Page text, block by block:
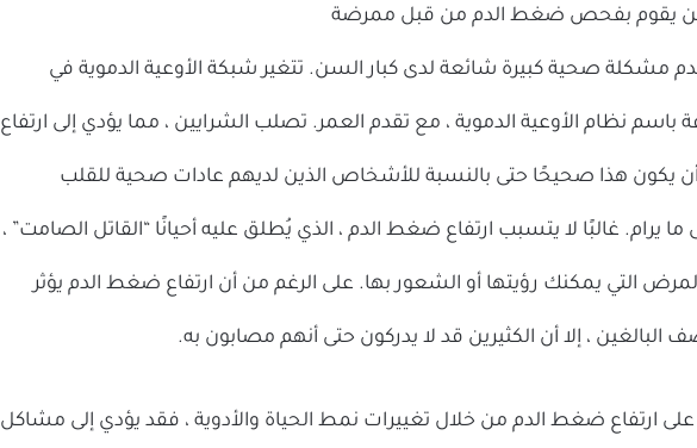
مشكلة صحية كبيرة شائعة لدى كبار السن. تتغير شبكة الأوعية الدموية في
نظام الأوعية الدموية ، مع تقدم العمر. تصلب الشرايين ، مما يؤدي إلى ارتفاع
يكون هذا صحيحًا حتى بالنسبة للأشخاص الذين لديهم عادات صحية للقلب
يرام. غالبًا لا يتسبب ارتفاع ضغط الدم ، الذي يُطلق عليه أحيانًا “القاتل الصامت” ،
التي يمكنك رؤيتها أو الشعور بها. على الرغم من أن ارتفاع ضغط الدم يؤثر
، إلا أن الكثيرين قد لا يدركون حتى أنهم مصابون به.
على ارتفاع ضغط الدم من خلال تغييرات نمط الحياة والأدوية ، فقد يؤدي إلى مشاكل